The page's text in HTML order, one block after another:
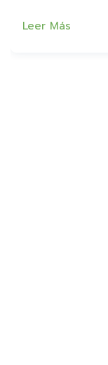
Leer Más